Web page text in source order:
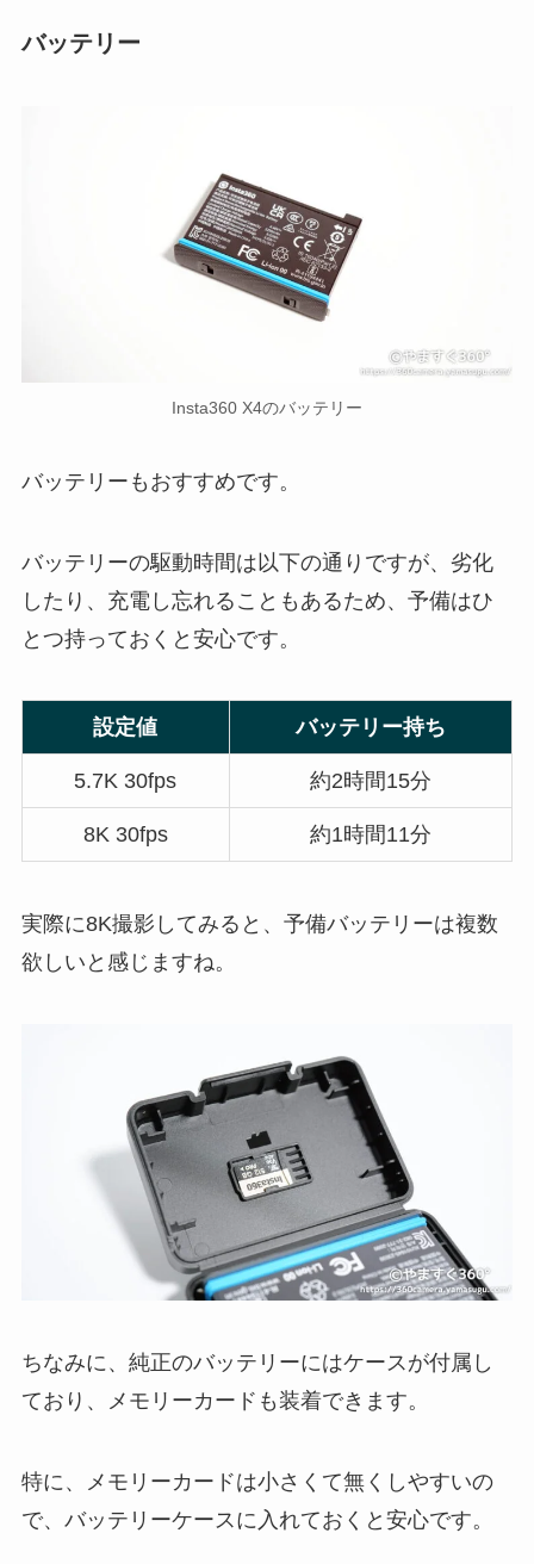
バッテリー
Insta360 X4のバッテリー
バッテリーもおすすめです。
バッテリーの駆動時間は以下の通りですが、劣化
したり、充電し忘れることもあるため、予備はひ
とつ持っておくと安心です。
設定値 バッテリー持ち
5.7K 30fps 約2時間15分
8K 30fps 約1時間11分
実際に8K撮影してみると、予備バッテリーは複数
欲しいと感じますね。
ちなみに、純正のバッテリーにはケースが付属し
ており、メモリーカードも装着できます。
特に、メモリーカードは小さくて無くしやすいの
で、バッテリーケースに入れておくと安心です。